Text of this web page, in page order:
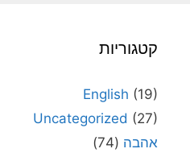
קטגוריות
English (19)
Uncategorized (27)
אהבה (74)